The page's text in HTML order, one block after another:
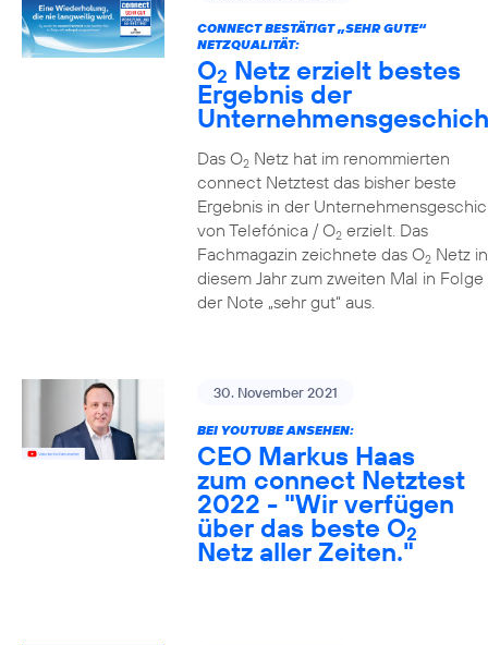
CONNECT BESTÄTIGT „SEHR GUTE“
NETZQUALITÄT:
O2 Netz erzielt bestes
Ergebnis der
Das O2Netz hat im renommierten
connect Netztest das bisher beste
Ergebnis in der
von Telefónica / O2erzielt. Das
Fachmagazin zeichnete das O2Netz in
diesem Jahr zum zweiten Mal in Folge
der Note „sehr gut“ aus.
30. November 2021
BEI YOUTUBE ANSEHEN:
CEO Markus Haas
zum connect Netztest
2022 - "Wir verfügen
über das beste O2
Netz aller Zeiten."